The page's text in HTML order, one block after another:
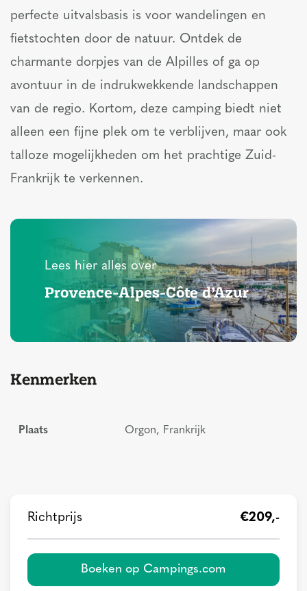
perfecte uitvalsbasis is voor wandelingen en
fietstochten door de natuur. Ontdek de
charmante dorpjes van de Alpilles of ga op
avontuur in de indrukwekkende landschappen
van de regio. Kortom, deze camping biedt niet
alleen een fijne plek om te verblijven, maar ook
talloze mogelijkheden om het prachtige Zuid-
Frankrijk te verkennen.
Lees hier alles over
Provence-Alpes-Côte d’Azur
Kenmerken
Plaats Orgon, Frankrijk
Richtprijs €209,-
Boeken op Campings.com